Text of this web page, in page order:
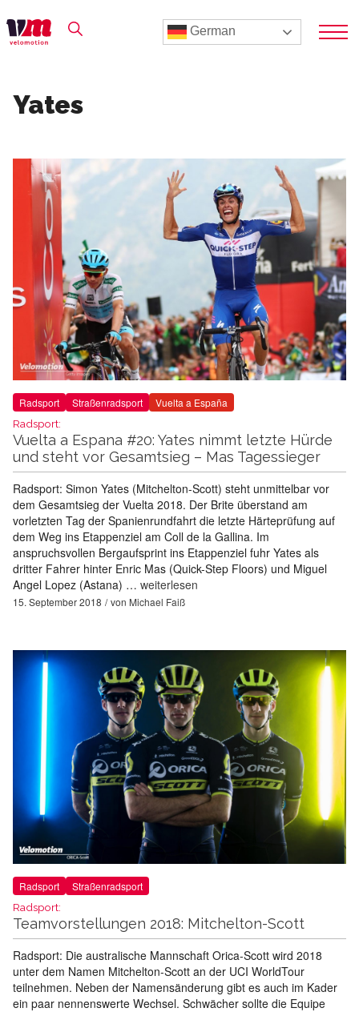
German
Yates
Radsport Straßenradsport Vuelta a España
Radsport:
Vuelta a Espana #20: Yates nimmt letzte Hürde
und steht vor Gesamtsieg – Mas Tagessieger
Radsport: Simon Yates (Mitchelton-Scott) steht unmittelbar vor
dem Gesamtsieg der Vuelta 2018. Der Brite überstand am
vorletzten Tag der Spanienrundfahrt die letzte Härteprüfung auf
dem Weg ins Etappenziel am Coll de la Gallina. Im
anspruchsvollen Bergaufsprint ins Etappenziel fuhr Yates als
dritter Fahrer hinter Enric Mas (Quick-Step Floors) und Miguel
Angel Lopez (Astana) … weiterlesen
15. September 2018 von Michael Faiß
Radsport Straßenradsport
Radsport:
Teamvorstellungen 2018: Mitchelton-Scott
Radsport: Die australische Mannschaft Orica-Scott wird 2018
unter dem Namen Mitchelton-Scott an der UCI WorldTour
teilnehmen. Neben der Namensänderung gibt es auch im Kader
ein paar nennenswerte Wechsel. Schwächer sollte die Equipe